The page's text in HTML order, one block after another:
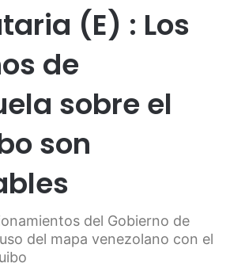
(E) : Los
de
sobre el
son
del Gobierno de
del mapa venezolano con el